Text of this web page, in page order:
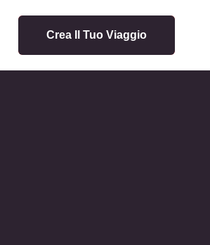
Crea Il Tuo Viaggio